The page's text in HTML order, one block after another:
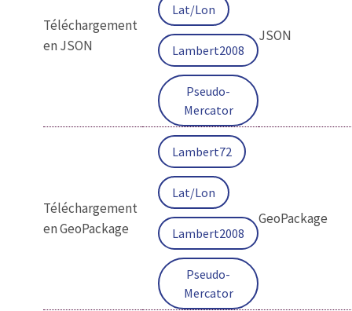
Téléchargement
en JSON
Lat/Lon
Lambert2008
Pseudo-
Mercator
JSON
Téléchargement
en GeoPackage
Lambert72
Lat/Lon
Lambert2008
Pseudo-
Mercator
GeoPackage